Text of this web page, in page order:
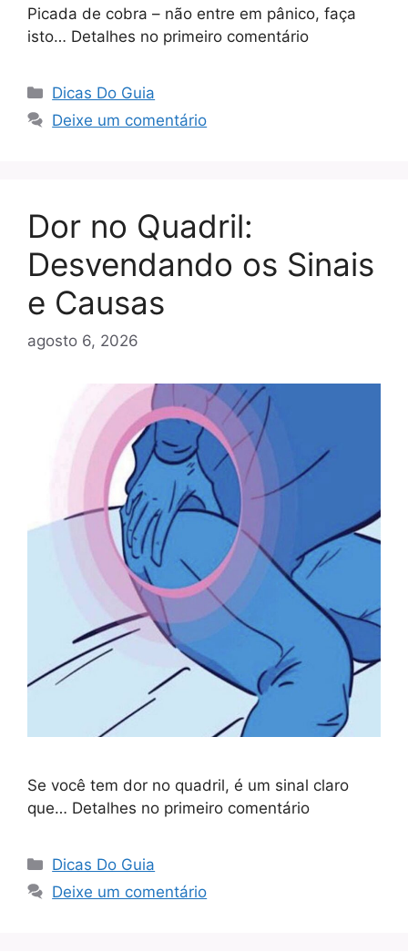
Picada de cobra – não entre em pânico, faça
isto… Detalhes no primeiro comentário
Categorias
Dicas Do Guia
Deixe um comentário
Dor no Quadril:
Desvendando os Sinais
e Causas
agosto 6, 2026
Se você tem dor no quadril, é um sinal claro
que… Detalhes no primeiro comentário
Categorias
Dicas Do Guia
Deixe um comentário